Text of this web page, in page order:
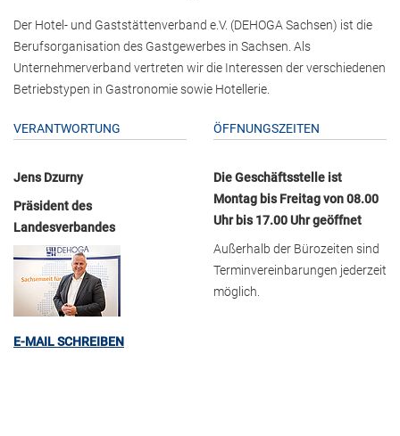
Der Hotel- und Gaststättenverband e.V. (DEHOGA Sachsen) ist die
Berufsorganisation des Gastgewerbes in Sachsen. Als
Unternehmerverband vertreten wir die Interessen der verschiedenen
Betriebstypen in Gastronomie sowie Hotellerie.
VERANTWORTUNG
Jens Dzurny
Präsident des
Landesverbandes
E-MAIL SCHREIBEN
ÖFFNUNGSZEITEN
Die Geschäftsstelle ist
Montag bis Freitag von 08.00
Uhr bis 17.00 Uhr geöffnet
Außerhalb der Bürozeiten sind
Terminvereinbarungen jederzeit
möglich.